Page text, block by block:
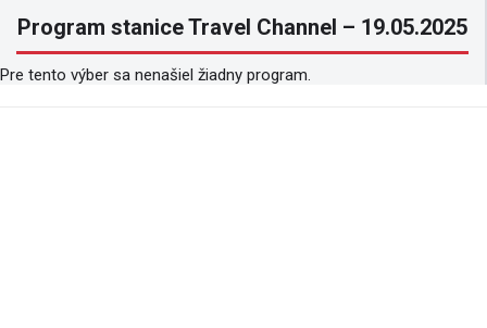
Program stanice Travel Channel – 19.05.2025
Pre tento výber sa nenašiel žiadny program.